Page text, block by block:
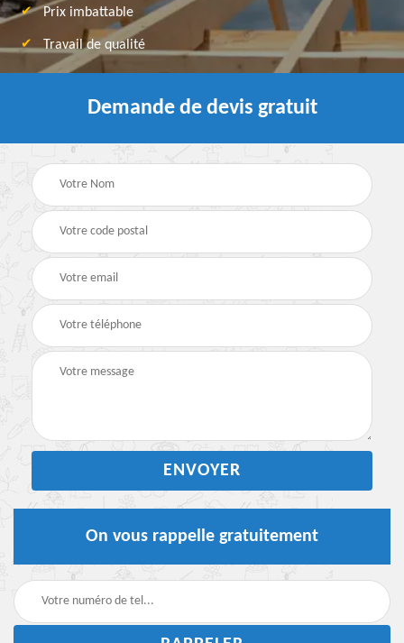
Prix imbattable
Travail de qualité
Demande de devis gratuit
On vous rappelle gratuitement